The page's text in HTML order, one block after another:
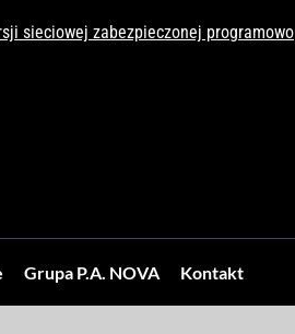
sieciowej zabezpieczonej programowo
Grupa P.A. NOVA Kontakt